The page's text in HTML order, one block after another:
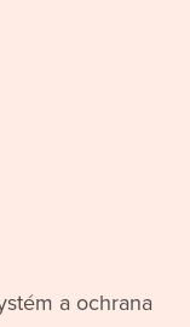
a ochrana